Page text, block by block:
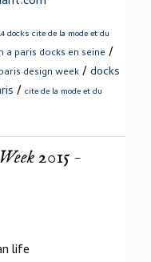
docks cite de la mode et du
a paris docks en seine /
design week /docks
/ cite de la mode et du
2015 -
life